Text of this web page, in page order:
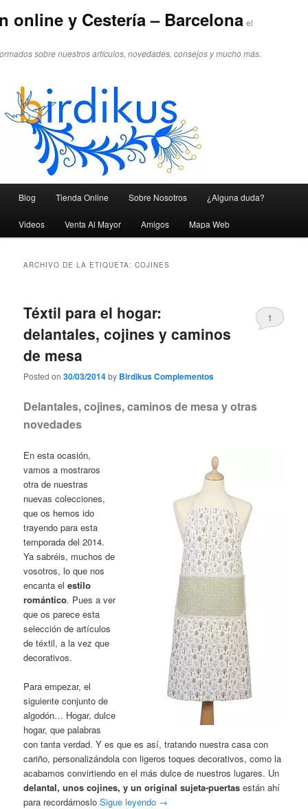
online y Cestería – Barcelona el
sobre nuestros artículos, novedades, consejos y mucho más.
Ir al contenido principal
Ir al contenido secundario
Blog Tienda Online Sobre Nosotros ¿Alguna duda?
Videos Venta Al Mayor Amigos Mapa Web
ARCHIVO DE LA ETIQUETA:COJINES
Téxtil para el hogar:
delantales, cojines y caminos
de mesa
Posted on30/03/2014by Birdikus Complementos
1
Delantales, cojines, caminos de mesa y otras
novedades
En esta ocasión,
vamos a mostraros
otra de nuestras
nuevas colecciones,
que os hemos ido
trayendo para esta
temporada del 2014.
Ya sabréis, muchos de
vosotros, lo que nos
encanta elestilo
romántico. Pues a ver
que os parece esta
selección de artículos
de téxtil, a la vez que
decorativos.
Para empezar, el
siguiente conjunto de
algodón… Hogar, dulce
hogar, que palabras
con tanta verdad. Y es que es así, tratando nuestra casa con
cariño, personalizándola con ligeros toques decorativos, como la
acabamos convirtiendo en el más dulce de nuestros lugares. Un
delantal, unos cojines, y un original sujeta-puertas están ahí
para recordárnosloSigue leyendo →